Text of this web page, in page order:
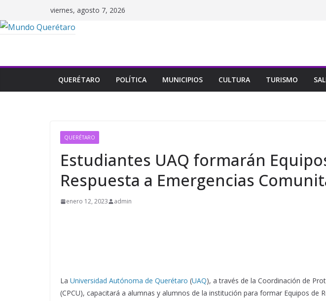
al
contenido
viernes, agosto 7, 2026
QUERÉTARO POLÍTICA MUNICIPIOS CULTURA TURISMO
QUERÉTARO
Estudiantes UAQ formarán
Respuesta a Emergencias
enero 12, 2023 admin
La Universidad Autónoma de Querétaro (UAQ), a través de la Coordinación de
(CPCU), capacitará a alumnas y alumnos de la institución para formar Equipos de